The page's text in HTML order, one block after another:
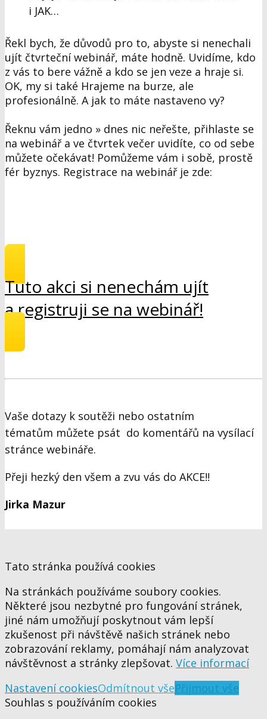
i JAK…
Řekl bych, že důvodů pro to, abyste si nenechali
ujít čtvrteční webinář, máte hodně. Uvidíme, kdo
z vás to bere vážně a kdo se jen veze a hraje si.
OK, my si také Hrajeme na burze, ale
profesionálně. A jak to máte nastaveno vy?
Řeknu vám jedno » dnes nic neřešte, přihlaste se
na webinář a ve čtvrtek večer uvidíte, co od sebe
můžete očekávat! Pomůžeme vám i sobě, prostě
fér byznys. Registrace na webinář je zde:
Tuto akci si nenechám ujít
a registruji se na webinář!
Vaše dotazy k soutěži nebo ostatním
tématům můžete psát do komentářů na vysílací
stránce webináře.
Přeji hezký den všem a zvu vás do AKCE!!
Jirka Mazur
Tato stránka používá cookies
Na stránkách používáme soubory cookies.
Některé jsou nezbytné pro fungování stránek,
jiné nám umožňují poskytnout vám lepší
zkušenost při návštěvě našich stránek nebo
zobrazování reklamy, pomáhají nám analyzovat
návštěvnost a stránky zlepšovat. Více informací
Nastavení cookiesOdmítnout všePřijmout vše
Souhlas s používáním cookies